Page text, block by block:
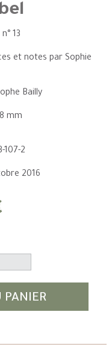
13
et notes par Sophie
Bailly
mm
107-2
2016
PANIER